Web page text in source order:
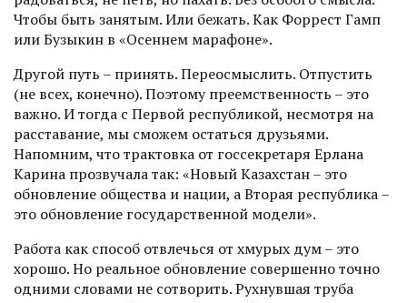
Чтобы быть занятым. Или бежать. Как Форрест Гамп
или Бузыкин в «Осеннем марафоне».
Другой путь – принять. Переос­мыслить. Отпустить
(не всех, конечно). Поэтому преемственность – это
важно. И тогда с Первой рес­публикой, несмотря на
расставание, мы сможем остаться друзья­ми.
Напомним, что трактовка от госсекретаря Ерлана
Карина прозвучала так: «Новый Казах­стан – это
обновление общества и нации, а Вторая республика –
это обновление государственной модели».
Работа как способ отвлечься от хмурых дум – это
хорошо. Но реальное обновление совершенно точно
одними словами не сотворить. Рухнувшая труба